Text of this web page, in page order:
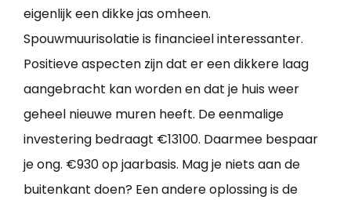
eigenlijk een dikke jas omheen.
Spouwmuurisolatie is financieel interessanter.
Positieve aspecten zijn dat er een dikkere laag
aangebracht kan worden en dat je huis weer
geheel nieuwe muren heeft. De eenmalige
investering bedraagt €13100. Daarmee bespaar
je ong. €930 op jaarbasis. Mag je niets aan de
buitenkant doen? Een andere oplossing is de